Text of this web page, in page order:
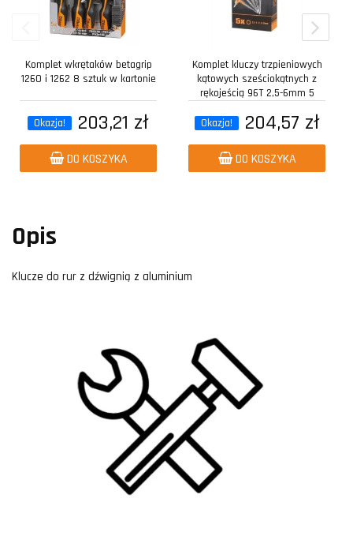
Komplet wkrętaków betagrip
1260 i 1262 8 sztuk w kartonie
Okazja! 203,21 zł
DO KOSZYKA
Komplet kluczy trzpieniowych
kątowych sześciokątnych z
rękojeścią 96T 2,5-6mm 5
Okazja!
204,57 zł
DO KOSZYKA
Opis
Klucze do rur z dźwignią z aluminium